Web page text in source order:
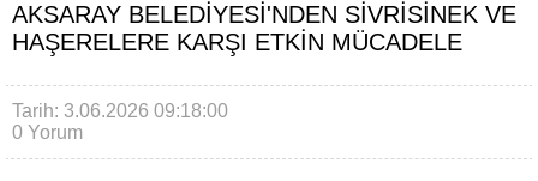
AKSARAY BELEDİYESİ'NDEN SİVRİSİNEK VE
HAŞERELERE KARŞI ETKİN MÜCADELE
Tarih: 3.06.2026 09:18:00
0 Yorum